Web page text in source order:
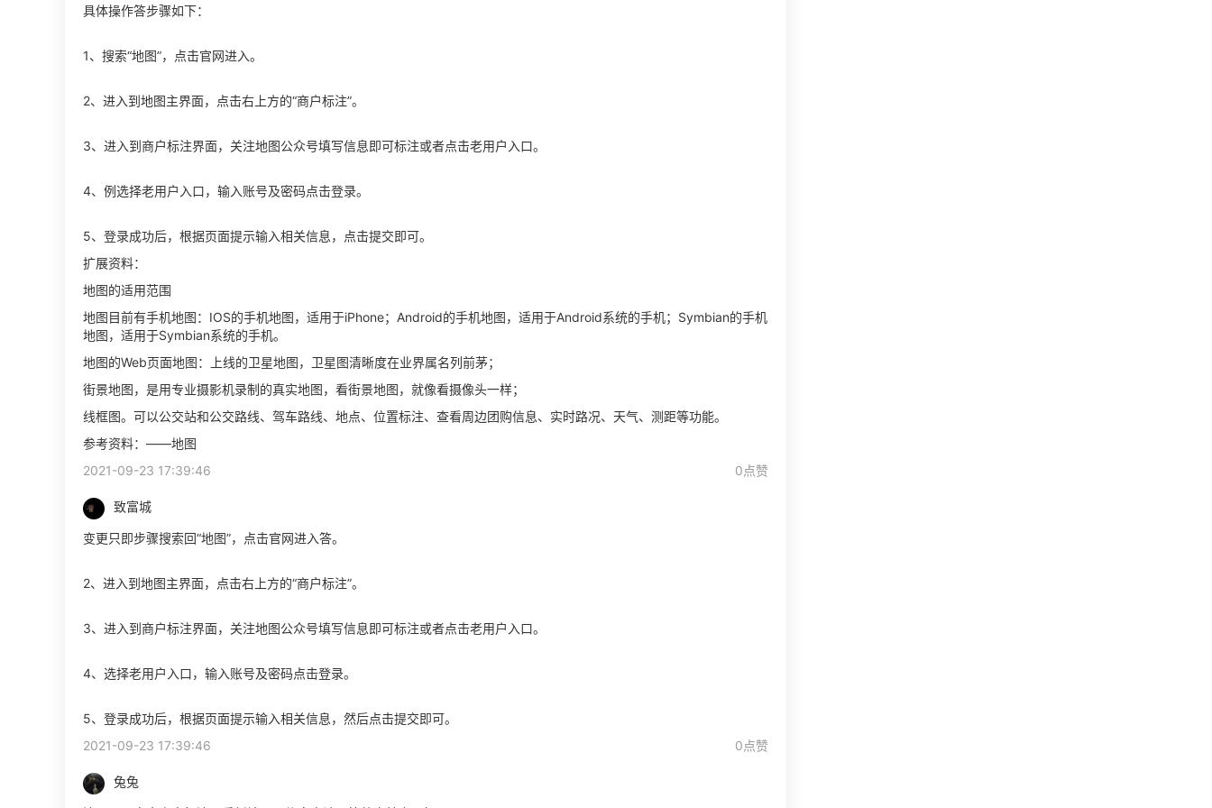
具体操作答步骤如下：
1、搜索“地图”，点击官网进入。
2、进入到地图主界面，点击右上方的“商户标注”。
3、进入到商户标注界面，关注地图公众号填写信息即可标注或者点击老用户入口。
4、例选择老用户入口，输入账号及密码点击登录。
5、登录成功后，根据页面提示输入相关信息，点击提交即可。
扩展资料：
地图的适用范围
地图目前有手机地图：IOS的手机地图，适用于iPhone；Android的手机地图，适用于Android系统的手机；Symbian的手机
地图，适用于Symbian系统的手机。
地图的Web页面地图：上线的卫星地图，卫星图清晰度在业界属名列前茅；
街景地图，是用专业摄影机录制的真实地图，看街景地图，就像看摄像头一样；
线框图。可以公交站和公交路线、驾车路线、地点、位置标注、查看周边团购信息、实时路况、天气、测距等功能。
参考资料：——地图
2021-09-23 17:39:46
0点赞
致富城
变更只即步骤搜索回“地图”，点击官网进入答。
2、进入到地图主界面，点击右上方的“商户标注”。
3、进入到商户标注界面，关注地图公众号填写信息即可标注或者点击老用户入口。
4、选择老用户入口，输入账号及密码点击登录。
5、登录成功后，根据页面提示输入相关信息，然后点击提交即可。
2021-09-23 17:39:46
0点赞
兔兔